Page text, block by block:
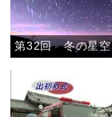
第32回 冬の星空